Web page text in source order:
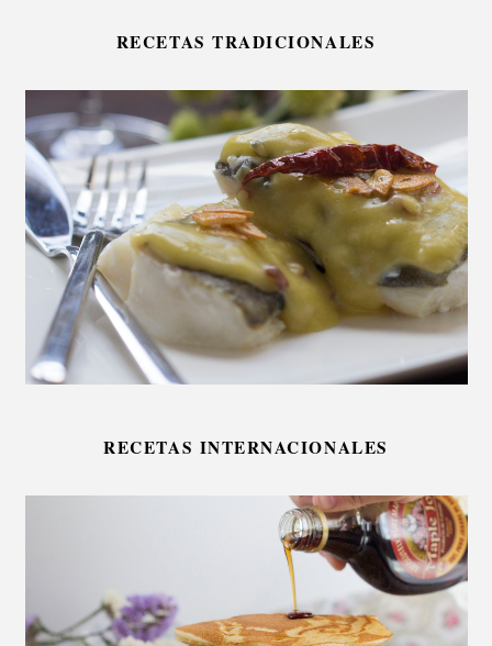
RECETAS TRADICIONALES
RECETAS INTERNACIONALES